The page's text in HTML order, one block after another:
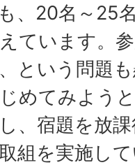
、20名～25
ています。
という問題
めてみよう
、宿題を放
組を実施し